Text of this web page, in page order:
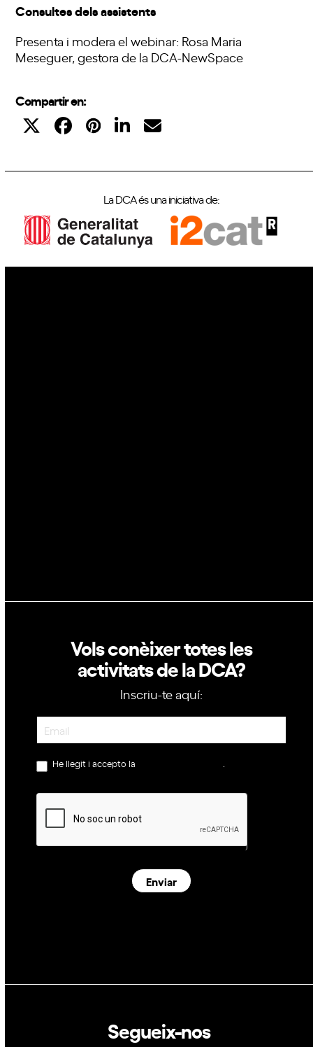
Consultes dels assistents
Presenta i modera el webinar: Rosa Maria
Meseguer, gestora de la DCA-NewSpace
Compartir en:
La DCA és una iniciativa de:
Vols conèixer totes les
activitats de la DCA?
Inscriu-te aquí:
Newsletter
He llegit i accepto la
Enviar
Segueix-nos